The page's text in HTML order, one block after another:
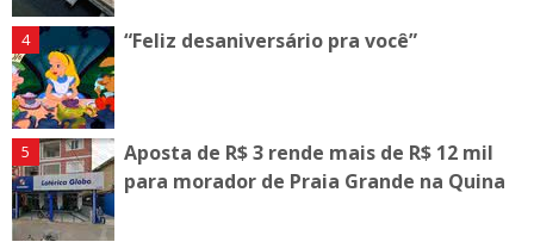
“Feliz desaniversário pra você”
Aposta de R$ 3 rende mais de R$ 12 mil
para morador de Praia Grande na Quina